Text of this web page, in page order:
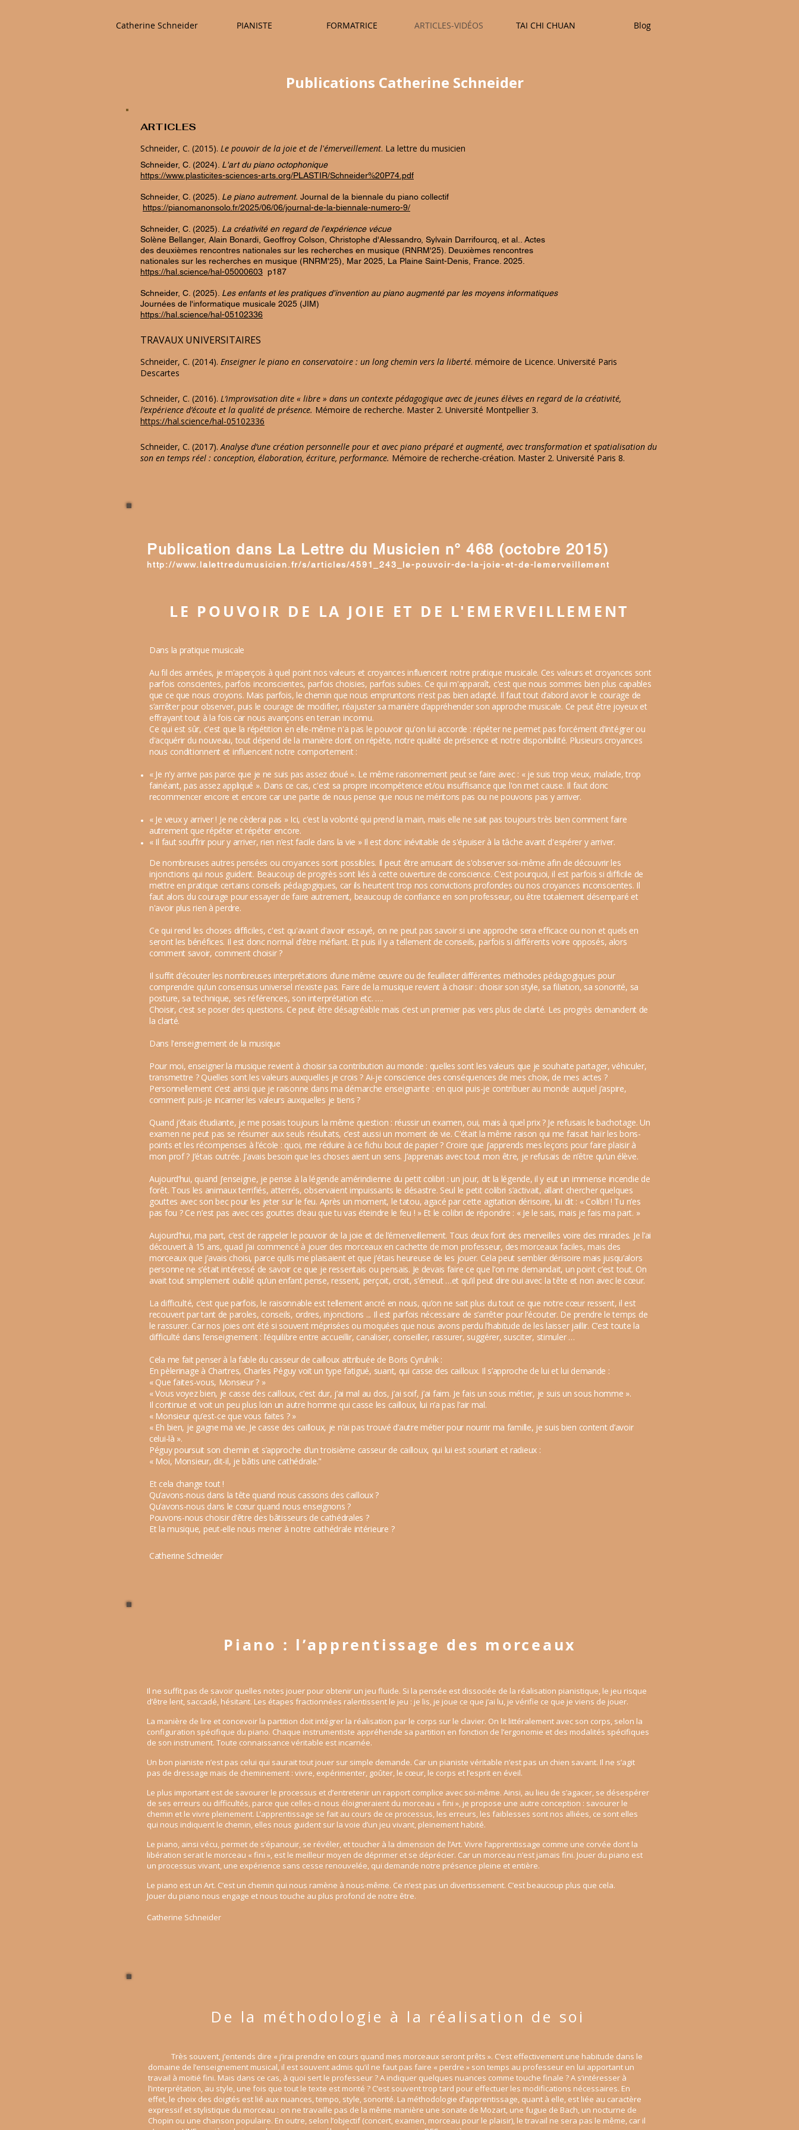
Catherine Schneider PIANISTE FORMATRICE ARTICLES-VIDÉOS TAI CHI CHUAN Blog
Publications Catherine Schneider
ARTICLES
Schneider, C. (2015). Le pouvoir de la joie et de l'émerveillement. La lettre du musicien
Schneider, C. (2024). L'art du piano octophonique
https://www.plasticites-sciences-arts.org/PLASTIR/Schneider%20P74.pdf
Schneider, C. (2025). Le piano autrement. Journal de la biennale du piano collectif
https://pianomanonsolo.fr/2025/06/06/journal-de-la-biennale-numero-9/
Schneider, C. (2025). La créativité en regard de l'expérience vécue
Solène Bellanger, Alain Bonardi, Geoffroy Colson, Christophe d'Alessandro, Sylvain Darrifourcq, et al.. Actes
des deuxièmes rencontres nationales sur les recherches en musique (RNRM'25). Deuxièmes rencontres
nationales sur les recherches en musique (RNRM'25), Mar 2025, La Plaine Saint-Denis, France. 2025.
https://hal.science/hal-05000603 p187
Schneider, C. (2025). Les enfants et les pratiques d'invention au piano augmenté par les moyens informatiques
Journées de l'informatique musicale 2025 (JIM)
https://hal.science/hal-05102336
TRAVAUX UNIVERSITAIRES
Schneider, C. (2014). Enseigner le piano en conservatoire : un long chemin vers la liberté. mémoire de Licence. Université Paris
Descartes
Schneider, C. (2016). L’improvisation dite « libre » dans un contexte pédagogique avec de jeunes élèves en regard de la créativité,
l’expérience d’écoute et la qualité de présence. Mémoire de recherche. Master 2. Université Montpellier 3.
https://hal.science/hal-05102336
Schneider, C. (2017).Analyse d’une création personnelle pour et avec piano préparé et augmenté, avec transformation et spatialisation du
son en temps réel : conception, élaboration, écriture, performance. Mémoire de recherche-création. Master 2. Université Paris 8.
Publication dans La Lettre du Musicien n° 468 (octobre 2015)
http://www.lalettredumusicien.fr/s/articles/4591_243_le-pouvoir-de-la-joie-et-de-lemerveillement
LE POUVOIR DE LA JOIE ET DE L'EMERVEILLEMENT
Dans la pratique musicale
Au fil des années, je m'aperçois à quel point nos valeurs et croyances influencent notre pratique musicale. Ces valeurs et croyances sont
parfois conscientes, parfois inconscientes, parfois choisies, parfois subies. Ce qui m'apparaît, c'est que nous sommes bien plus capables
que ce que nous croyons. Mais parfois, le chemin que nous empruntons n'est pas bien adapté. Il faut tout d’abord avoir le courage de
s’arrêter pour observer, puis le courage de modifier, réajuster sa manière d’appréhender son approche musicale. Ce peut être joyeux et
effrayant tout à la fois car nous avançons en terrain inconnu.
Ce qui est sûr, c'est que la répétition en elle-même n'a pas le pouvoir qu'on lui accorde : répéter ne permet pas forcément d’intégrer ou
d'acquérir du nouveau, tout dépend de la manière dont on répète, notre qualité de présence et notre disponibilité. Plusieurs croyances
nous conditionnent et influencent notre comportement :
« Je n'y arrive pas parce que je ne suis pas assez doué ». Le même raisonnement peut se faire avec : « je suis trop vieux, malade, trop
fainéant, pas assez appliqué ». Dans ce cas, c'est sa propre incompétence et/ou insuffisance que l'on met cause. Il faut donc
recommencer encore et encore car une partie de nous pense que nous ne méritons pas ou ne pouvons pas y arriver.
« Je veux y arriver ! Je ne cèderai pas » Ici, c'est la volonté qui prend la main, mais elle ne sait pas toujours très bien comment faire
autrement que répéter et répéter encore.
« Il faut souffrir pour y arriver, rien n’est facile dans la vie » Il est donc inévitable de s'épuiser à la tâche avant d'espérer y arriver.
De nombreuses autres pensées ou croyances sont possibles. Il peut être amusant de s'observer soi-même afin de découvrir les
injonctions qui nous guident. Beaucoup de progrès sont liés à cette ouverture de conscience. C'est pourquoi, il est parfois si difficile de
mettre en pratique certains conseils pédagogiques, car ils heurtent trop nos convictions profondes ou nos croyances inconscientes. Il
faut alors du courage pour essayer de faire autrement, beaucoup de confiance en son professeur, ou être totalement désemparé et
n'avoir plus rien à perdre.
Ce qui rend les choses difficiles, c'est qu'avant d'avoir essayé, on ne peut pas savoir si une approche sera efficace ou non et quels en
seront les bénéfices. Il est donc normal d'être méfiant. Et puis il y a tellement de conseils, parfois si différents voire opposés, alors
comment savoir, comment choisir ?
Il suffit d’écouter les nombreuses interprétations d’une même œuvre ou de feuilleter différentes méthodes pédagogiques pour
comprendre qu’un consensus universel n’existe pas. Faire de la musique revient à choisir : choisir son style, sa filiation, sa sonorité, sa
posture, sa technique, ses références, son interprétation etc. ….
Choisir, c’est se poser des questions. Ce peut être désagréable mais c’est un premier pas vers plus de clarté. Les progrès demandent de
la clarté.
Dans l'enseignement de la musique
Pour moi, enseigner la musique revient à choisir sa contribution au monde : quelles sont les valeurs que je souhaite partager, véhiculer,
transmettre ? Quelles sont les valeurs auxquelles je crois ? Ai-je conscience des conséquences de mes choix, de mes actes ?
Personnellement c’est ainsi que je raisonne dans ma démarche enseignante : en quoi puis-je contribuer au monde auquel j’aspire,
comment puis-je incarner les valeurs auxquelles je tiens ?
Quand j’étais étudiante, je me posais toujours la même question : réussir un examen, oui, mais à quel prix ? Je refusais le bachotage. Un
examen ne peut pas se résumer aux seuls résultats, c’est aussi un moment de vie. C’était la même raison qui me faisait haïr les bons-
points et les récompenses à l’école : quoi, me réduire à ce fichu bout de papier ? Croire que j’apprends mes leçons pour faire plaisir à
mon prof ? J’étais outrée. J’avais besoin que les choses aient un sens. J’apprenais avec tout mon être, je refusais de n’être qu’un élève.
Aujourd’hui, quand j’enseigne, je pense à la légende amérindienne du petit colibri : un jour, dit la légende, il y eut un immense incendie de
forêt. Tous les animaux terrifiés, atterrés, observaient impuissants le désastre. Seul le petit colibri s’activait, allant chercher quelques
gouttes avec son bec pour les jeter sur le feu. Après un moment, le tatou, agacé par cette agitation dérisoire, lui dit : « Colibri ! Tu n’es
pas fou ? Ce n’est pas avec ces gouttes d’eau que tu vas éteindre le feu ! » Et le colibri de répondre : « Je le sais, mais je fais ma part. »
Aujourd’hui, ma part, c’est de rappeler le pouvoir de la joie et de l’émerveillement. Tous deux font des merveilles voire des miracles. Je l’ai
découvert à 15 ans, quad j’ai commencé à jouer des morceaux en cachette de mon professeur, des morceaux faciles, mais des
morceaux que j’avais choisi, parce qu’ils me plaisaient et que j’étais heureuse de les jouer. Cela peut sembler dérisoire mais jusqu’alors
personne ne s’était intéressé de savoir ce que je ressentais ou pensais. Je devais faire ce que l’on me demandait, un point c’est tout. On
avait tout simplement oublié qu’un enfant pense, ressent, perçoit, croit, s’émeut …et qu’il peut dire oui avec la tête et non avec le cœur.
La difficulté, c’est que parfois, le raisonnable est tellement ancré en nous, qu’on ne sait plus du tout ce que notre cœur ressent, il est
recouvert par tant de paroles, conseils, ordres, injonctions ... Il est parfois nécessaire de s’arrêter pour l’écouter. De prendre le temps de
le rassurer. Car nos joies ont été si souvent méprisées ou moquées que nous avons perdu l’habitude de les laisser jaillir. C’est toute la
difficulté dans l’enseignement : l’équilibre entre accueillir, canaliser, conseiller, rassurer, suggérer, susciter, stimuler …
Cela me fait penser à la fable du casseur de cailloux attribuée de Boris Cyrulnik :
En pèlerinage à Chartres, Charles Péguy voit un type fatigué, suant, qui casse des cailloux. Il s’approche de lui et lui demande :
« Que faites-vous, Monsieur ? »
« Vous voyez bien, je casse des cailloux, c’est dur, j’ai mal au dos, j’ai soif, j’ai faim. Je fais un sous métier, je suis un sous homme ».
Il continue et voit un peu plus loin un autre homme qui casse les cailloux, lui n’a pas l’air mal.
« Monsieur qu’est-ce que vous faites ? »
« Eh bien, je gagne ma vie. Je casse des cailloux, je n’ai pas trouvé d’autre métier pour nourrir ma famille, je suis bien content d’avoir
celui-là ».
Péguy poursuit son chemin et s’approche d’un troisième casseur de cailloux, qui lui est souriant et radieux :
« Moi, Monsieur, dit-il, je bâtis une cathédrale."
Et cela change tout !
Qu’avons-nous dans la tête quand nous cassons des cailloux ?
Qu’avons-nous dans le cœur quand nous enseignons ?
Pouvons-nous choisir d’être des bâtisseurs de cathédrales ?
Et la musique, peut-elle nous mener à notre cathédrale intérieure ?
Catherine Schneider
Piano : l’apprentissage des morceaux
Il ne suffit pas de savoir quelles notes jouer pour obtenir un jeu fluide. Si la pensée est dissociée de la réalisation pianistique, le jeu risque
d’être lent, saccadé, hésitant. Les étapes fractionnées ralentissent le jeu : je lis, je joue ce que j’ai lu, je vérifie ce que je viens de jouer.
La manière de lire et concevoir la partition doit intégrer la réalisation par le corps sur le clavier. On lit littéralement avec son corps, selon la
configuration spécifique du piano. Chaque instrumentiste appréhende sa partition en fonction de l’ergonomie et des modalités spécifiques
de son instrument. Toute connaissance véritable est incarnée.
Un bon pianiste n’est pas celui qui saurait tout jouer sur simple demande. Car un pianiste véritable n’est pas un chien savant. Il ne s’agit
pas de dressage mais de cheminement : vivre, expérimenter, goûter, le cœur, le corps et l’esprit en éveil.
Le plus important est de savourer le processus et d’entretenir un rapport complice avec soi-même. Ainsi, au lieu de s’agacer, se désespérer
de ses erreurs ou difficultés, parce que celles-ci nous éloigneraient du morceau « fini », je propose une autre conception : savourer le
chemin et le vivre pleinement. L’apprentissage se fait au cours de ce processus, les erreurs, les faiblesses sont nos alliées, ce sont elles
qui nous indiquent le chemin, elles nous guident sur la voie d’un jeu vivant, pleinement habité.
Le piano, ainsi vécu, permet de s’épanouir, se révéler, et toucher à la dimension de l’Art. Vivre l’apprentissage comme une corvée dont la
libération serait le morceau « fini », est le meilleur moyen de déprimer et se déprécier. Car un morceau n’est jamais fini. Jouer du piano est
un processus vivant, une expérience sans cesse renouvelée, qui demande notre présence pleine et entière.
Le piano est un Art. C’est un chemin qui nous ramène à nous-même. Ce n’est pas un divertissement. C’est beaucoup plus que cela.
Jouer du piano nous engage et nous touche au plus profond de notre être.
Catherine Schneider
De la méthodologie à la réalisation de soi
Très souvent, j’entends dire « j’irai prendre en cours quand mes morceaux seront prêts ». C’est effectivement une habitude dans le
domaine de l’enseignement musical, il est souvent admis qu’il ne faut pas faire « perdre » son temps au professeur en lui apportant un
travail à moitié fini. Mais dans ce cas, à quoi sert le professeur ? A indiquer quelques nuances comme touche finale ? A s’intéresser à
l’interprétation, au style, une fois que tout le texte est monté ? C’est souvent trop tard pour effectuer les modifications nécessaires. En
effet, le choix des doigtés est lié aux nuances, tempo, style, sonorité. La méthodologie d’apprentissage, quant à elle, est liée au caractère
expressif et stylistique du morceau : on ne travaille pas de la même manière une sonate de Mozart, une fugue de Bach, un nocturne de
Chopin ou une chanson populaire. En outre, selon l’objectif (concert, examen, morceau pour le plaisir), le travail ne sera pas le même, car il